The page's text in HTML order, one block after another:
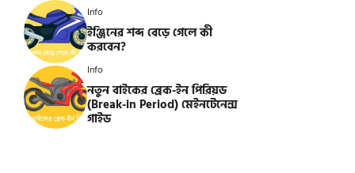
Info
ইঞ্জিনের শব্দ বেড়ে গেলে কী
করবেন?
Info
নতুন বাইকের ব্রেক-ইন পিরিয়ড
(Break-in Period) মেইনটেনেন্স
গাইড